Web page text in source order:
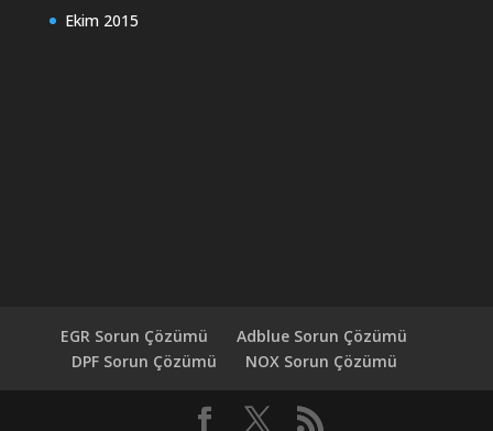
Ekim 2015
EGR Sorun Çözümü
Adblue Sorun Çözümü
DPF Sorun Çözümü
NOX Sorun Çözümü